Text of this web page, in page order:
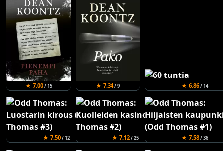
★ 7.00/ 15 ★ 7.34/ 9 ★ 6.86/ 14
★ 7.50/ 12 ★ 7.12/ 25 ★ 7.58/ 36